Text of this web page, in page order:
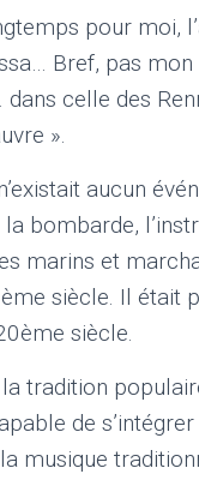
pour moi,
Bref, pas
celle des
».
aucun
la bombarde,
marins et
siècle. Il était
siècle.
tradition
de
musique